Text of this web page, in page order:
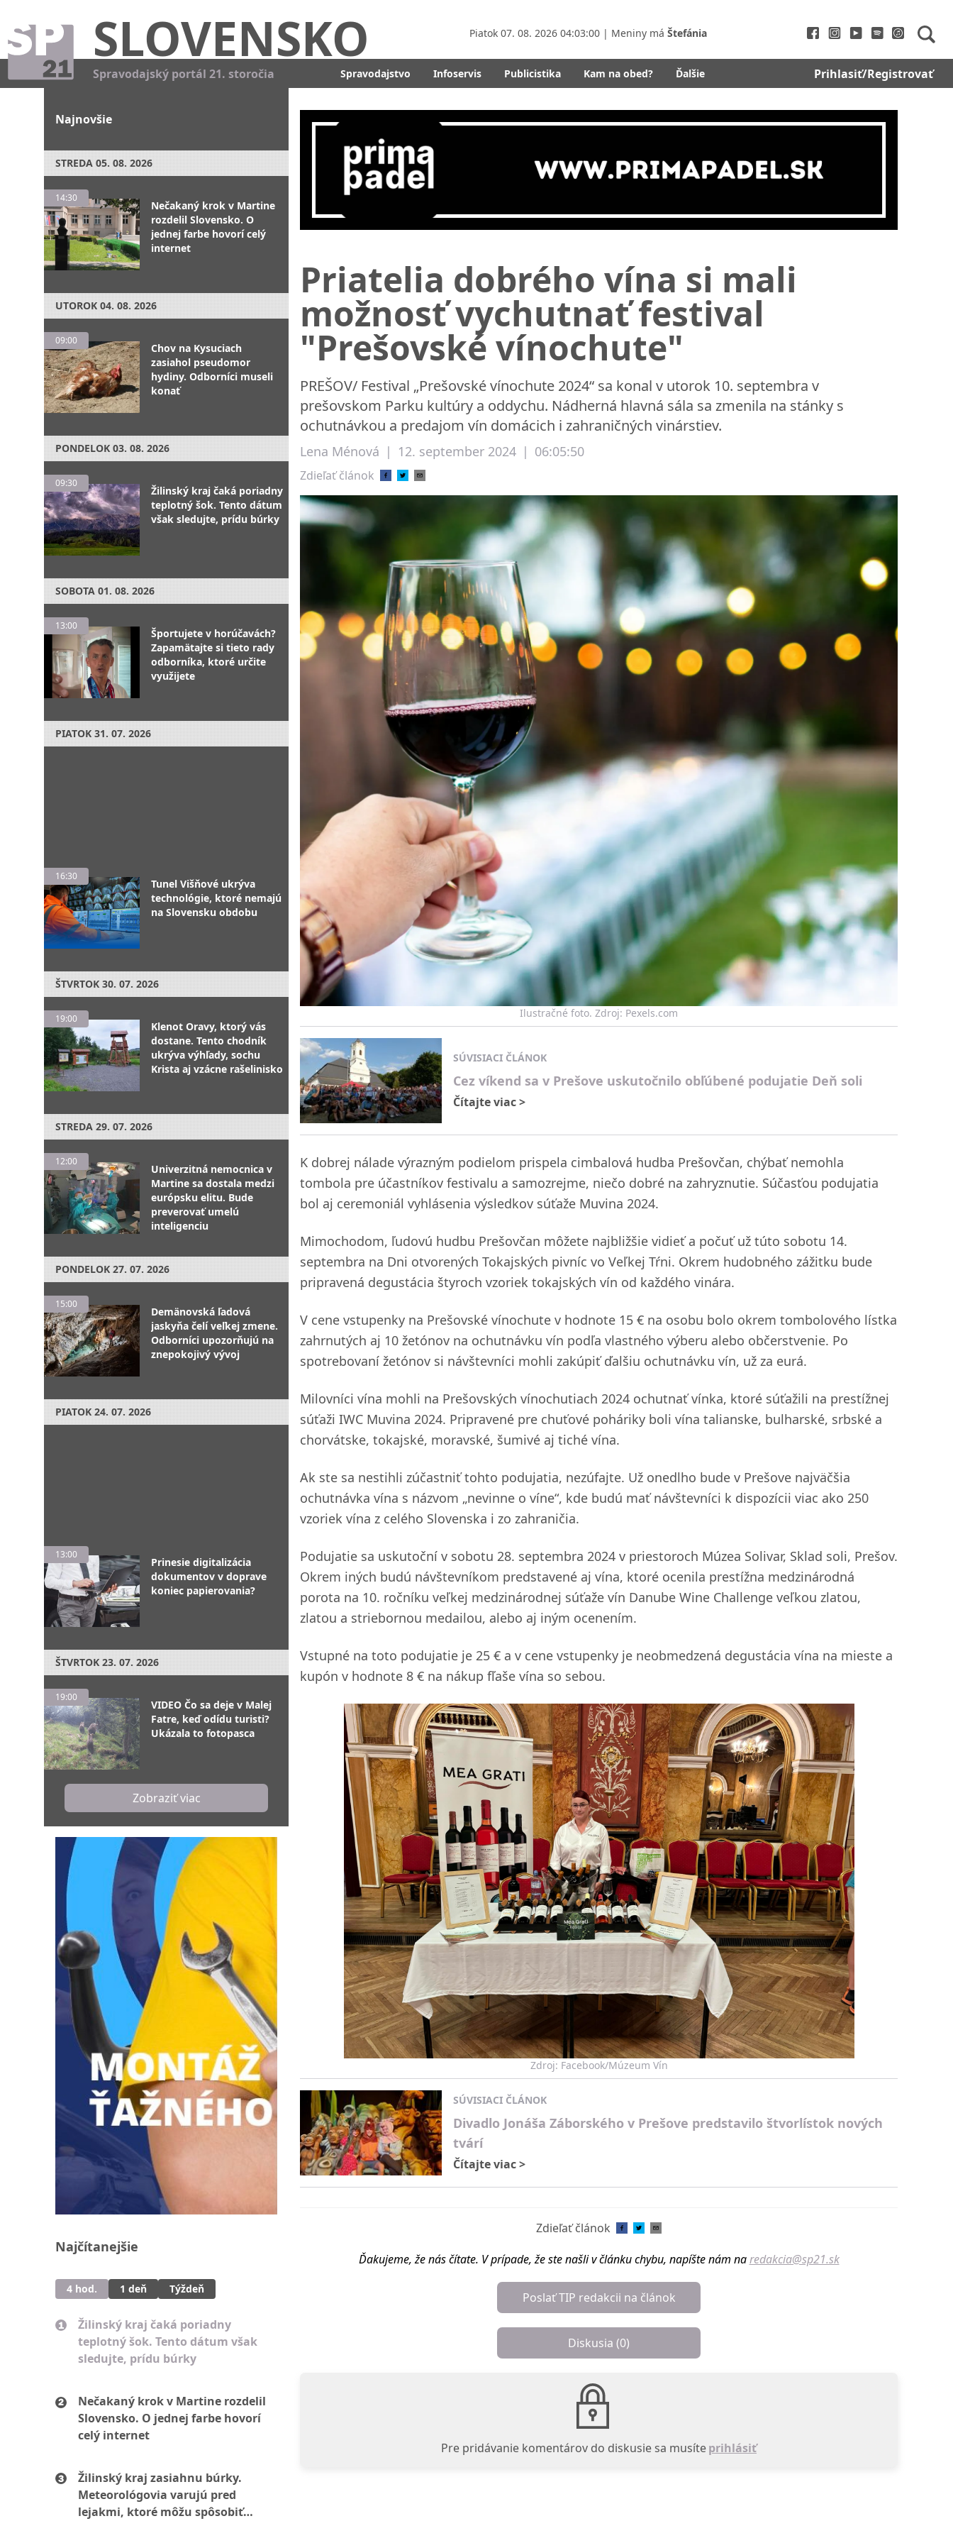
SLOVENSKO Piatok 07. 08. 2026 04:03:02 | Meniny má Štefánia
Spravodajský portál 21. storočia Spravodajstvo Infoservis Publicistika Kam na obed? Ďalšie Prihlasiť/Registrovať
Najnovšie
STREDA 05. 08. 2026
14:30
Nečakaný krok v Martine
rozdelil Slovensko. O
jednej farbe hovorí celý
internet
UTOROK 04. 08. 2026
09:00
Chov na Kysuciach
zasiahol pseudomor
hydiny. Odborníci museli
konať
PONDELOK 03. 08. 2026
09:30
Žilinský kraj čaká poriadny
teplotný šok. Tento dátum
však sledujte, prídu búrky
SOBOTA 01. 08. 2026
13:00
Športujete v horúčavách?
Zapamätajte si tieto rady
odborníka, ktoré určite
využijete
PIATOK 31. 07. 2026
16:30
Tunel Višňové ukrýva
technológie, ktoré nemajú
na Slovensku obdobu
ŠTVRTOK 30. 07. 2026
19:00
Klenot Oravy, ktorý vás
dostane. Tento chodník
ukrýva výhľady, sochu
Krista aj vzácne rašelinisko
STREDA 29. 07. 2026
12:00
Univerzitná nemocnica v
Martine sa dostala medzi
európsku elitu. Bude
preverovať umelú
inteligenciu
PONDELOK 27. 07. 2026
15:00
Demänovská ľadová
jaskyňa čelí veľkej zmene.
Odborníci upozorňujú na
znepokojivý vývoj
PIATOK 24. 07. 2026
13:00
Prinesie digitalizácia
dokumentov v doprave
koniec papierovania?
ŠTVRTOK 23. 07. 2026
19:00
VIDEO Čo sa deje v Malej
Fatre, keď odídu turisti?
Ukázala to fotopasca
Zobraziť viac
Najčítanejšie
4 hod. 1 deň Týždeň
Žilinský kraj čaká poriadny
teplotný šok. Tento dátum však
sledujte, prídu búrky
Nečakaný krok v Martine rozdelil
Slovensko. O jednej farbe hovorí
celý internet
Žilinský kraj zasiahnu búrky.
Meteorológovia varujú pred
lejakmi, ktoré môžu spôsobiť
Priatelia dobrého vína si mali
možnosť vychutnať festival
"Prešovské vínochute"
PREŠOV/ Festival „Prešovské vínochute 2024“ sa konal v utorok 10. septembra v
prešovskom Parku kultúry a oddychu. Nádherná hlavná sála sa zmenila na stánky s
ochutnávkou a predajom vín domácich i zahraničných vinárstiev.
Lena Ménová | 12. september 2024 | 06:05:50
Zdieľať článok
Ilustračné foto. Zdroj: Pexels.com
SÚVISIACI ČLÁNOK
Cez víkend sa v Prešove uskutočnilo obľúbené podujatie Deň soli
Čítajte viac>
K dobrej nálade výrazným podielom prispela cimbalová hudba Prešovčan, chýbať nemohla
tombola pre účastníkov festivalu a samozrejme, niečo dobré na zahryznutie. Súčasťou podujatia
bol aj ceremoniál vyhlásenia výsledkov súťaže Muvina 2024.
Mimochodom, ľudovú hudbu Prešovčan môžete najbližšie vidieť a počuť už túto sobotu 14.
septembra na Dni otvorených Tokajských pivníc vo Veľkej Tŕni. Okrem hudobného zážitku bude
pripravená degustácia štyroch vzoriek tokajských vín od každého vinára.
V cene vstupenky na Prešovské vínochute v hodnote 15 € na osobu bolo okrem tombolového lístka
zahrnutých aj 10 žetónov na ochutnávku vín podľa vlastného výberu alebo občerstvenie. Po
spotrebovaní žetónov si návštevníci mohli zakúpiť ďalšiu ochutnávku vín, už za eurá.
Milovníci vína mohli na Prešovských vínochutiach 2024 ochutnať vínka, ktoré súťažili na prestížnej
súťaži IWC Muvina 2024. Pripravené pre chuťové poháriky boli vína talianske, bulharské, srbské a
chorvátske, tokajské, moravské, šumivé aj tiché vína.
Ak ste sa nestihli zúčastniť tohto podujatia, nezúfajte. Už onedlho bude v Prešove najväčšia
ochutnávka vína s názvom „nevinne o víne“, kde budú mať návštevníci k dispozícii viac ako 250
vzoriek vína z celého Slovenska i zo zahraničia.
Podujatie sa uskutoční v sobotu 28. septembra 2024 v priestoroch Múzea Solivar, Sklad soli, Prešov.
Okrem iných budú návštevníkom predstavené aj vína, ktoré ocenila prestížna medzinárodná
porota na 10. ročníku veľkej medzinárodnej súťaže vín Danube Wine Challenge veľkou zlatou,
zlatou a striebornou medailou, alebo aj iným ocenením.
Vstupné na toto podujatie je 25 € a v cene vstupenky je neobmedzená degustácia vína na mieste a
kupón v hodnote 8 € na nákup fľaše vína so sebou.
Zdroj: Facebook/Múzeum Vín
SÚVISIACI ČLÁNOK
Divadlo Jonáša Záborského v Prešove predstavilo štvorlístok nových
tvárí
Čítajte viac>
Zdieľať článok
Ďakujeme, že nás čítate. V prípade, že ste našli v článku chybu, napíšte nám na redakcia@sp21.sk
Poslať TIP redakcii na článok
Diskusia (0)
Pre pridávanie komentárov do diskusie sa musíteprihlásiť